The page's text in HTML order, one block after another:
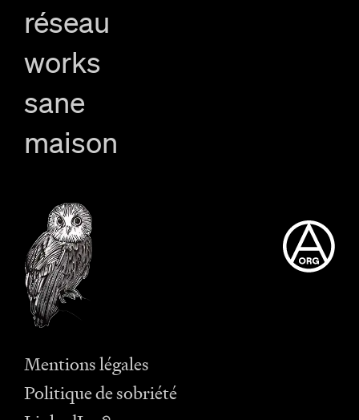
réseau
works
sane
maison
Mentions légales
Politique de sobriété